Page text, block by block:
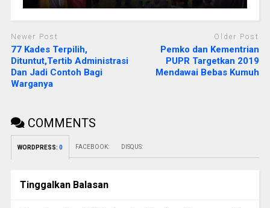
Newer Post
77 Kades Terpilih,
Dituntut,Tertib Administrasi
Dan Jadi Contoh Bagi
Warganya
Older Post
Pemko dan Kementrian
PUPR Targetkan 2019
Mendawai Bebas Kumuh
COMMENTS
WORDPRESS: 0 FACEBOOK: DISQUS:
Tinggalkan Balasan